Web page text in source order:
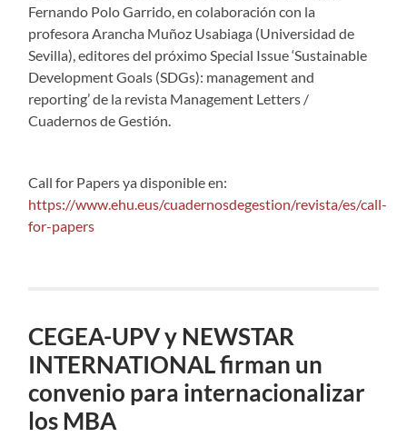
Fernando Polo Garrido, en colaboración con la
profesora Arancha Muñoz Usabiaga (Universidad de
Sevilla), editores del próximo Special Issue ‘Sustainable
Development Goals (SDGs): management and
reporting’ de la revista Management Letters /
Cuadernos de Gestión.
Call for Papers ya disponible en:
https://www.ehu.eus/cuadernosdegestion/revista/es/call-
for-papers
CEGEA-UPV y NEWSTAR
INTERNATIONAL firman un
convenio para internacionalizar
los MBA